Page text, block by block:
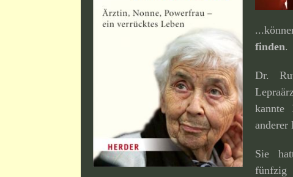
finden.
Dr.
kannte
anderer
Sie
fünfzig